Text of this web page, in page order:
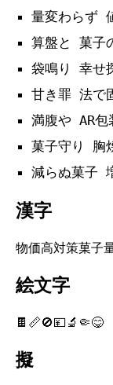
量変わらず
算盤と 菓子
袋鳴り 幸せ
甘き罪 法で
満腹や AR
菓子守り 胸
減らぬ菓子
漢字
物価高対策菓子
絵文字
🍫📏🚫💴🔬🤏😋
擬